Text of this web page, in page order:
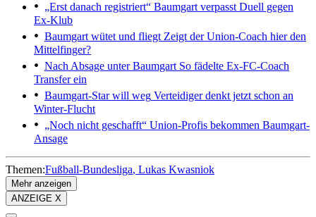
„Erst danach registriert“ Baumgart verpasst Duell gegen
Ex-Klub
Baumgart wütet und fliegt Zeigt der Union-Coach hier den
Mittelfinger?
Nach Absage unter Baumgart So fädelte Ex-FC-Coach
Transfer ein
Baumgart-Star will weg Verteidiger denkt jetzt schon an
Winter-Flucht
„Noch nicht geschafft“ Union-Profis bekommen Baumgart-
Ansage
Themen:Fußball-Bundesliga Lukas Kwasniok
Mehr anzeigen
ANZEIGE X